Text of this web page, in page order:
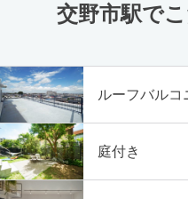
交野市駅で
ルーフバルコ
庭付き